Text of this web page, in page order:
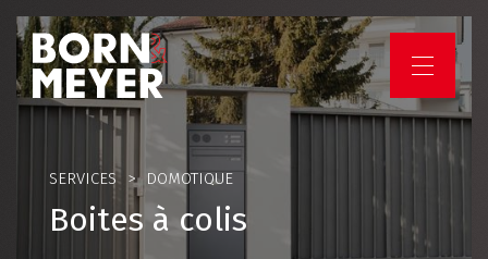
HOME
ENTREPRISE
SERVICES DOMOTIQUE
Boites à colis